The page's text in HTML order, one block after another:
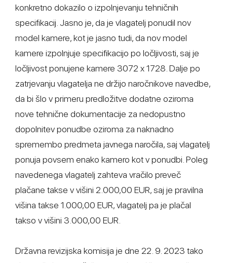
konkretno dokazilo o izpolnjevanju tehničnih
specifikacij. Jasno je, da je vlagatelj ponudil nov
model kamere, kot je jasno tudi, da nov model
kamere izpolnjuje specifikacijo po ločljivosti, saj je
ločljivost ponujene kamere 3072 x 1728. Dalje po
zatrjevanju vlagatelja ne držijo naročnikove navedbe,
da bi šlo v primeru predložitve dodatne oziroma
nove tehnične dokumentacije za nedopustno
dopolnitev ponudbe oziroma za naknadno
spremembo predmeta javnega naročila, saj vlagatelj
ponuja povsem enako kamero kot v ponudbi. Poleg
navedenega vlagatelj zahteva vračilo preveč
plačane takse v višini 2.000,00 EUR, saj je pravilna
višina takse 1.000,00 EUR, vlagatelj pa je plačal
takso v višini 3.000,00 EUR.
Državna revizijska komisija je dne 22. 9. 2023 tako